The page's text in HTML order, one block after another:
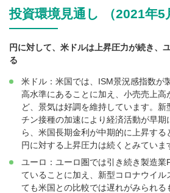
投資環境見通し （2021年5
円に対して、米ドルは上昇圧力が続き、
る
米ドル：米国では、ISM景況感指数が
高水準にあることに加え、小売売上高
ど、景気は好調を維持しています。新
チン接種の加速により経済活動が早
ら、米国長期金利が中期的に上昇す
円に対する上昇圧力は続くとみていま
ユーロ：ユーロ圏では引き続き製造業
ていることに加え、新型コロナウイ
ても米国との比較では遅れがみられる